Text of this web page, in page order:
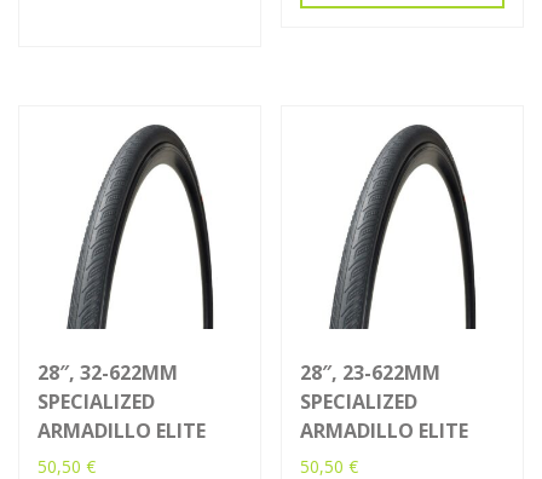
28″, 32-622MM
SPECIALIZED
ARMADILLO ELITE
50,50 €
28″, 23-622MM
SPECIALIZED
ARMADILLO ELITE
50,50€